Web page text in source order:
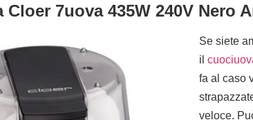
Cloer 7uova 435W 240V Nero
Se siete
il
fa al caso
veloce.